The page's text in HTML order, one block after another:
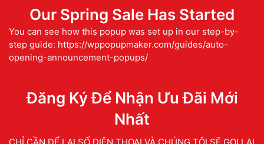
Our Spring Sale Has Started
You can see how this popup was set up in our step-by-
step guide: https://wppopupmaker.com/guides/auto-
opening-announcement-popups/
Đăng Ký Để Nhận Ưu Đãi Mới
Nhất